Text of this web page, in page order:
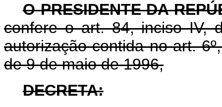
O PRESIDENTE DA
confere o art. 84, inciso IV,
autorização contida no art.
de 9 de maio de 1996,
DECRETA: